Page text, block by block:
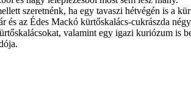
szeretnénk, ha egy tavaszi hétvégén is a
az Édes Mackó kürtőskalács-cukrászda
valamint egy igazi kuriózum